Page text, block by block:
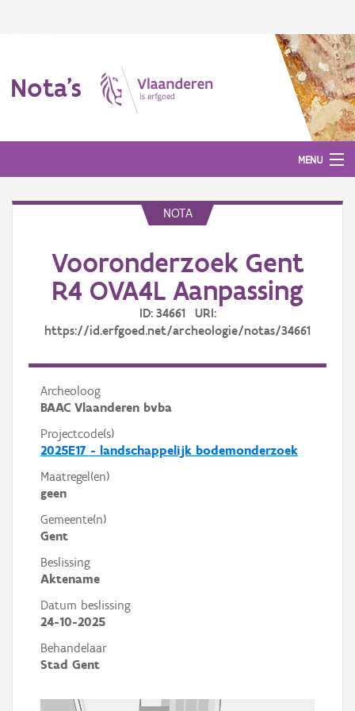
Nota's
MENU
Aanmelden
NOTA
Vooronderzoek Gent
R4 OVA4L Aanpassing
ID: 34661 URI:
https://id.erfgoed.net/archeologie/notas/34661
Archeoloog
BAAC Vlaanderen bvba
Projectcode(s)
2025E17 - landschappelijk bodemonderzoek
Maatregel(en)
geen
Gemeente(n)
Gent
Beslissing
Aktename
Datum beslissing
24-10-2025
Behandelaar
Stad Gent